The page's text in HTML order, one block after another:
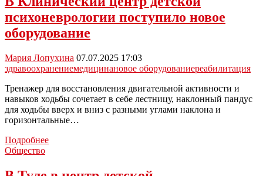
сосудистой
хирургии
сложные
теперь
доступны
психоневрологии поступило новое
оборудование
Мария Лопухина 07.07.2025 17:03
здравоохранениемедицинановое оборудованиереабилитация
Тренажер для восстановления двигательной активности и
навыков ходьбы сочетает в себе лестницу, наклонный пандус
для ходьбы вверх и вниз с разными углами наклона и
горизонтальные…
ПодробнееВ
Общество